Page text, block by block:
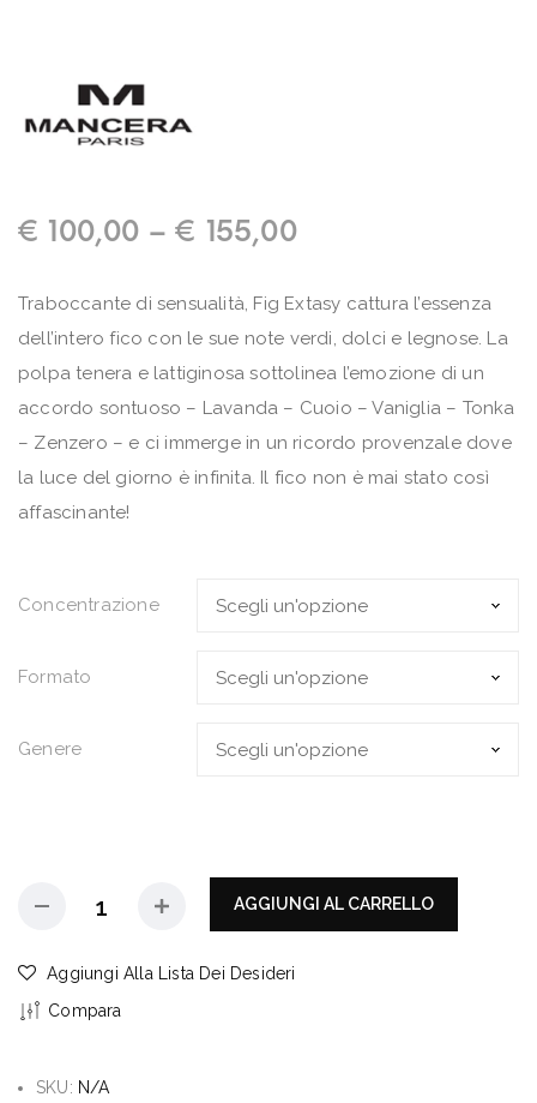
€ 100,00 –€ 155,00
Traboccante di sensualità, Fig Extasy cattura l’essenza
dell’intero fico con le sue note verdi, dolci e legnose. La
polpa tenera e lattiginosa sottolinea l’emozione di un
accordo sontuoso – Lavanda – Cuoio – Vaniglia – Tonka
– Zenzero – e ci immerge in un ricordo provenzale dove
la luce del giorno è infinita. Il fico non è mai stato così
affascinante!
Concentrazione
Formato
Genere
AGGIUNGI AL CARRELLO
Aggiungi Alla Lista Dei Desideri
Compara
SKU: N/A